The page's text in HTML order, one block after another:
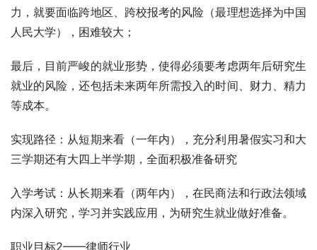
力，就要面临跨地区、跨校报考的风险（最理想选择为中国
人民大学），困难较大；
最后，目前严峻的就业形势，使得必须要考虑两年后研究生
就业的风险，还包括未来两年所需投入的时间、财力、精力
等成本。
实现路径：从短期来看（一年内），充分利用暑假实习和大
三学期还有大四上半学期，全面积极准备研究
入学考试：从长期来看（两年内），在民商法和行政法领域
内深入研究，学习并实践应用，为研究生就业做好准备。
职业目标2——律师行业